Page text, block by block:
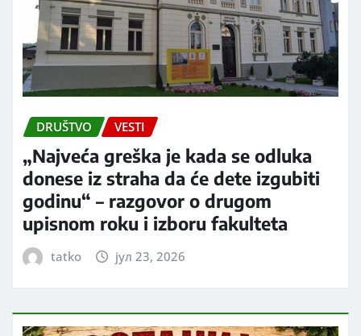
DRUŠTVO VESTI
„Najveća greška je kada se odluka
donese iz straha da će dete izgubiti
godinu“ – razgovor o drugom
upisnom roku i izboru fakulteta
tatko јул 23, 2026